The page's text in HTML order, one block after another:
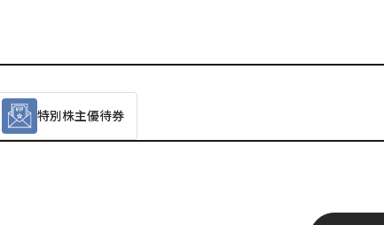
特別株主優待券